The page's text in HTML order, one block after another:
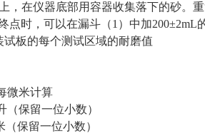
，在仪器底部用容器收集落下的砂。
点时，可以在漏斗（1）中加200±2mL
板的每个测试区域的耐磨值
微米计算
保留一位小数）
保留一位小数）